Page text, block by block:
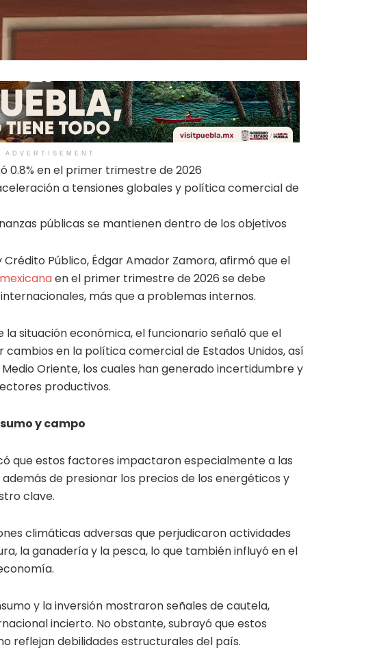
ADVERTISEMENT
0.8% en el primer trimestre de 2026
a tensiones globales y política comercial de
públicas se mantienen dentro de los objetivos
Público, Édgar Amador Zamora, afirmó que el
en el primer trimestre de 2026 se debe
más que a problemas internos.
situación económica, el funcionario señaló que el
en la política comercial de Estados Unidos, así
Oriente, los cuales han generado incertidumbre y
productivos.
y campo
que estos factores impactaron especialmente a las
de presionar los precios de los energéticos y
clave.
climáticas adversas que perjudicaron actividades
la ganadería y la pesca, lo que también influyó en el
y la inversión mostraron señales de cautela,
incierto. No obstante, subrayó que estos
reflejan debilidades estructurales del país.